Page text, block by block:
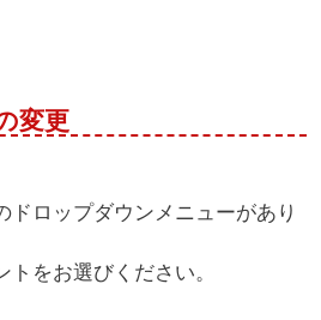
変更
ドロップダウンメニューがあり
をお選びください。